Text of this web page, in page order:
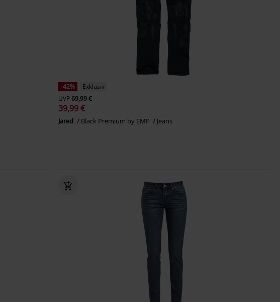
-42%
Exklusiv
UVP69,99 €
39,99 €
Jared Black Premium by EMP Jeans